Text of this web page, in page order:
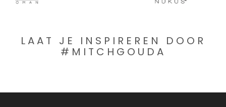
LAAT JE INSPIREREN DOOR
#MITCHGOUDA